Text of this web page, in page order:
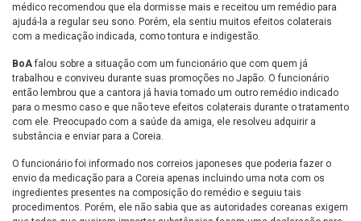
médico recomendou que ela dormisse mais e receitou um remédio para
ajudá-la a regular seu sono. Porém, ela sentiu muitos efeitos colaterais
com a medicação indicada, como tontura e indigestão.
BoAfalou sobre a situação com um funcionário que com quem já
trabalhou e conviveu durante suas promoções no Japão. O funcionário
então lembrou que a cantora já havia tomado um outro remédio indicado
para o mesmo caso e que não teve efeitos colaterais durante o tratamento
com ele. Preocupado com a saúde da amiga, ele resolveu adquirir a
substância e enviar para a Coreia.
O funcionário foi informado nos correios japoneses que poderia fazer o
envio da medicação para a Coreia apenas incluindo uma nota com os
ingredientes presentes na composição do remédio e seguiu tais
procedimentos. Porém, ele não sabia que as autoridades coreanas exigem